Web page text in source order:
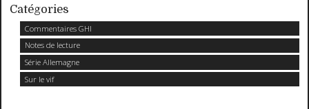
Catégories
Commentaires GHI
Notes de lecture
Série Allemagne
Sur le vif